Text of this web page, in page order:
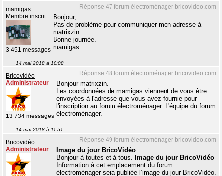
Réponse 47 forum électroménager bricovideo.com
mamigas
Membre inscrit
3 451 messages
Bonjour,
Pas de problème pour communiquer mon adresse à
matrixzin.
Bonne journée.
mamigas
14 mai 2018 à 10:08
Réponse 48 forum électroménager bricovideo.com
Bricovidéo
Administrateur
13 734 messages
Bonjour matrixzin.
Les coordonnées de mamigas viennent de vous être
envoyées à l'adresse que vous avez fournie pour
l'inscription au forum électroménager. L'équipe du forum
électroménager.
14 mai 2018 à 11:51
Réponse 49 forum électroménager bricovideo.com
Bricovidéo
Administrateur
Image du jour BricoVidéo
Bonjour à toutes et à tous. Image du jour BricoVidéo
Information à cet emplacement du forum
électroménager sera publiée l’image du jour BricoVidéo.